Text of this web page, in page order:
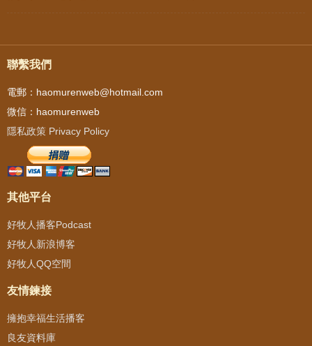
聯繫我們
電郵：haomurenweb@hotmail.com
微信：haomurenweb
隱私政策 Privacy Policy
其他平台
好牧人播客Podcast
好牧人新浪博客
好牧人QQ空間
友情鍊接
擁抱幸福生活播客
良友資料庫